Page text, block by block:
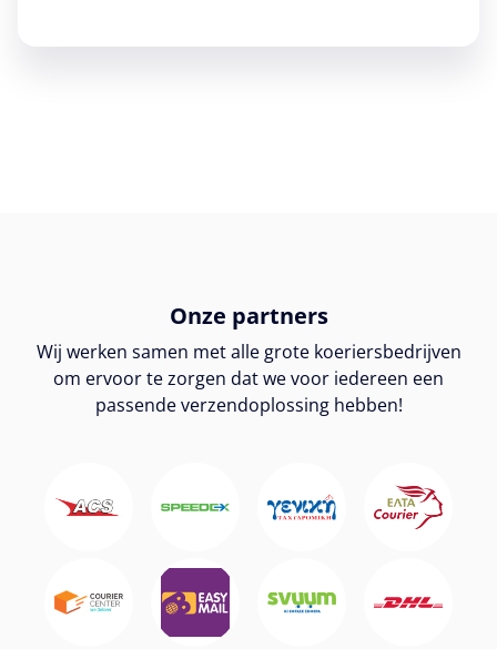
Onze partners
Wij werken samen met alle grote koeriersbedrijven
om ervoor te zorgen dat we voor iedereen een
passende verzendoplossing hebben!